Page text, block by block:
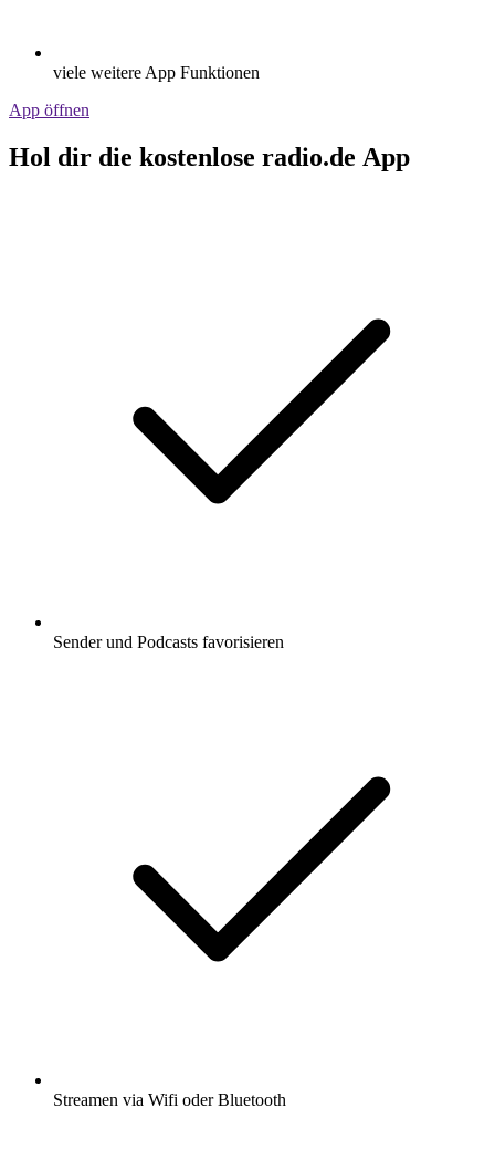
viele weitere App Funktionen
App öffnen
Hol dir die kostenlose radio.de App
Sender und Podcasts favorisieren
Streamen via Wifi oder Bluetooth